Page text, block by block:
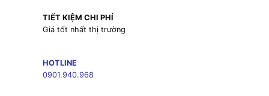
TIẾT KIỆM CHI PHÍ
Giá tốt nhất thị trường
HOTLINE
0901.940.968